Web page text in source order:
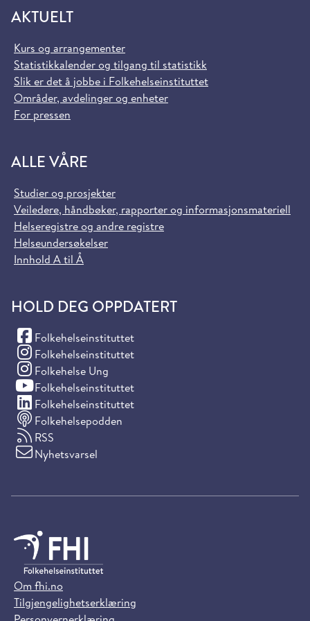
AKTUELT
Kurs og arrangementer
Statistikkalender og tilgang til statistikk
Slik er det å jobbe i Folkehelseinstituttet
Områder, avdelinger og enheter
For pressen
ALLE VÅRE
Studier og prosjekter
Veiledere, håndbøker, rapporter og informasjonsmateriell
Helseregistre og andre registre
Helseundersøkelser
Innhold A til Å
HOLD DEG OPPDATERT
Folkehelseinstituttet
(Facebook)
Folkehelseinstituttet
(Instagram)
Folkehelse Ung
(Instagram)
Folkehelseinstituttet
(YouTube)
Folkehelseinstituttet
(LinkedIn)
Folkehelsepodden
RSS
Nyhetsvarsel
Om fhi.no
Tilgjengelighetserklæring